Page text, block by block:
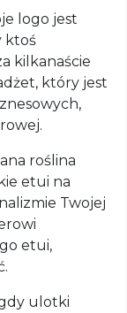
logo jest
ktoś
kilkanaście
który jest
roślina
etui na
Twojej
etui,
ulotki